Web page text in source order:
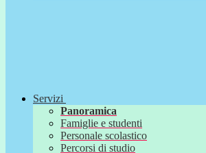
Servizi
Panoramica
Famiglie e studenti
Personale scolastico
Percorsi di studio